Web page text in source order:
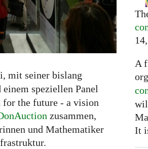
mit seiner bislang
einem speziellen Panel
the future - a vision
zusammen,
und Mathematiker
A
It